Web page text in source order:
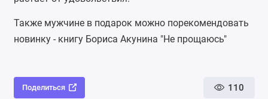
Также мужчине в подарок можно порекомендовать
новинку - книгу Бориса Акунина "Не прощаюсь"
Поделиться 110